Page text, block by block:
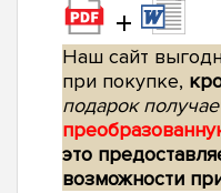
+
Наш сайт
при покупке,
подарок
это
возможности